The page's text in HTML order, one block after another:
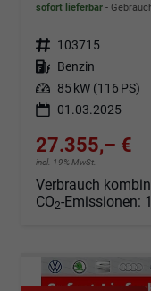
sofort lieferbar
Fahrzeugnr. 103715
Kraftstoff Benzin
Leistung 85 kW (116 PS)
01.03.2025
27.355,– €
incl. 19% MwSt.
Verbrauch
CO2-Emissionen: